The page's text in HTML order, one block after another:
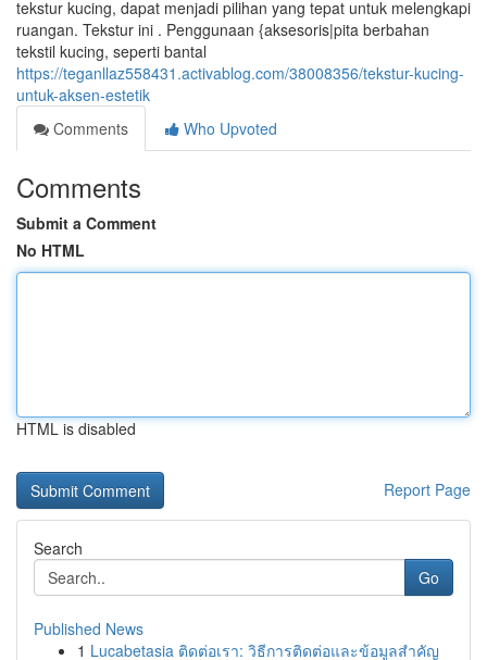
tekstur kucing, dapat menjadi pilihan yang tepat untuk melengkapi
ruangan. Tekstur ini . Penggunaan {aksesoris|pita berbahan
tekstil kucing, seperti bantal
https://teganllaz558431.activablog.com/38008356/tekstur-kucing-
untuk-aksen-estetik
Comments
Who Upvoted
Comments
Submit a Comment
No HTML
HTML is disabled
Report Page
Search
Go
Published News
1 Lucabetasia ติดต่อเรา: วิธีการติดต่อและข้อมูลสำคัญ